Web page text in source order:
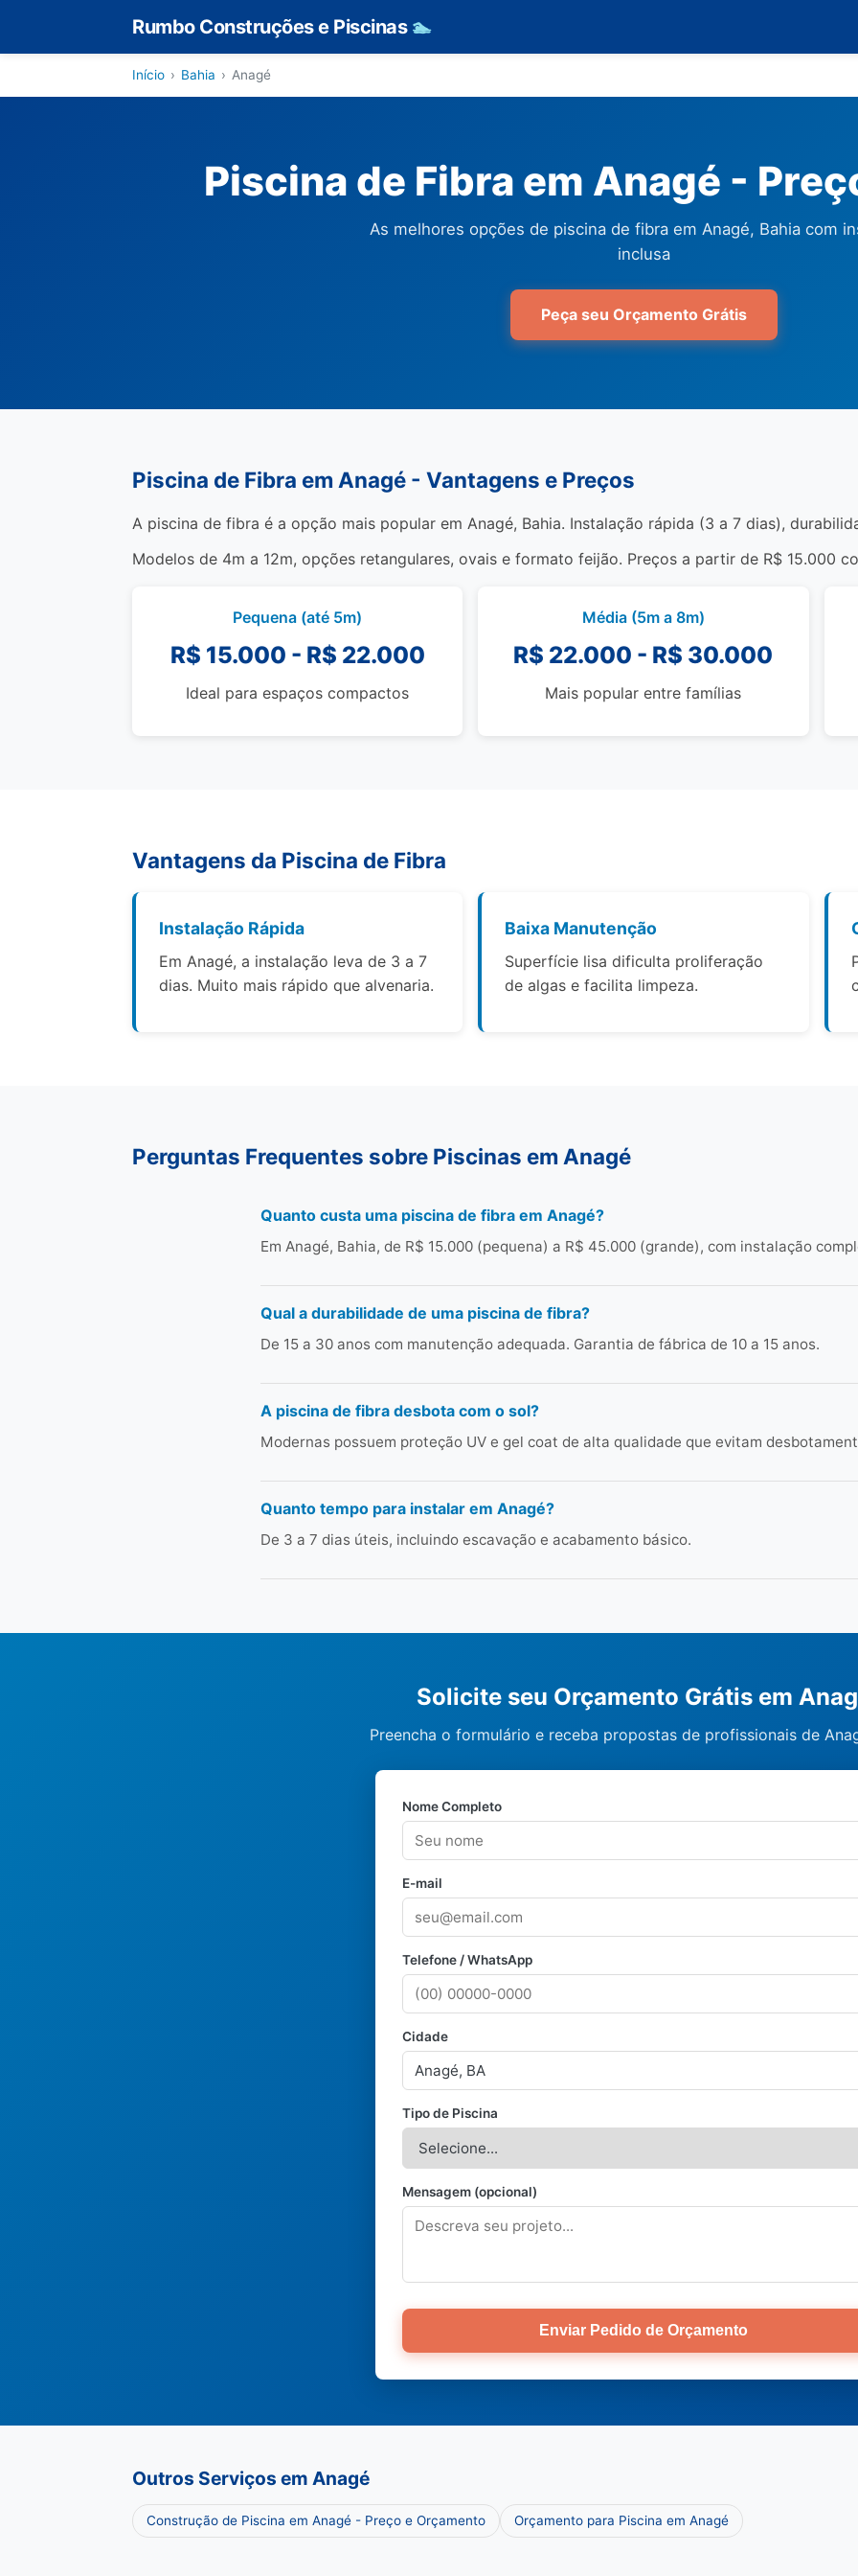
Rumbo Construções e Piscinas 🏊
Início › Bahia › Anagé
Piscina de Fibra em Anagé -
As melhores opções de piscina de fibra em Anagé, Bahia com
inclusa
Peça seu Orçamento Grátis
Piscina de Fibra em Anagé - Vantagens e Preços
A piscina de fibra é a opção mais popular em Anagé, Bahia. Instalação rápida (3 a 7 dias),
Modelos de 4m a 12m, opções retangulares, ovais e formato feijão. Preços a partir de R$ 15.000
Pequena (até 5m)
R$ 15.000 - R$ 22.000
Ideal para espaços compactos
Média (5m a 8m)
R$ 22.000 - R$ 30.000
Mais popular entre famílias
Vantagens da Piscina de Fibra
Instalação Rápida
Em Anagé, a instalação leva de 3 a 7
dias. Muito mais rápido que alvenaria.
Baixa Manutenção
Superfície lisa dificulta proliferação
de algas e facilita limpeza.
Perguntas Frequentes sobre Piscinas em Anagé
Quanto custa uma piscina de fibra em Anagé?
Em Anagé, Bahia, de R$ 15.000 (pequena) a R$ 45.000 (grande), com instalação
Qual a durabilidade de uma piscina de fibra?
De 15 a 30 anos com manutenção adequada. Garantia de fábrica de 10 a 15 anos.
A piscina de fibra desbota com o sol?
Modernas possuem proteção UV e gel coat de alta qualidade que evitam
Quanto tempo para instalar em Anagé?
De 3 a 7 dias úteis, incluindo escavação e acabamento básico.
Solicite seu Orçamento Grátis em
Preencha o formulário e receba propostas de profissionais de
Nome Completo
E-mail
Telefone / WhatsApp
Cidade
Tipo de Piscina
Mensagem (opcional)
Enviar Pedido de Orçamento
Outros Serviços em Anagé
Construção de Piscina em Anagé - Preço e Orçamento Orçamento para Piscina em Anagé